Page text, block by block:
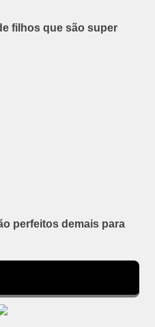
filhos que são super
perfeitos demais para